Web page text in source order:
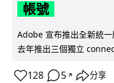
帳號
Adobe 宣布推出全新統
去年推出三個獨立
128 5 ↗ 分享